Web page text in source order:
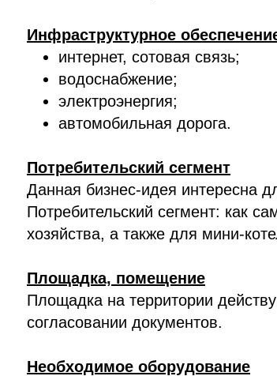
Инфраструктурное
интернет, сотовая связь;
водоснабжение;
электроэнергия;
автомобильная дорога.
Потребительский сегмент
Данная бизнес-идея интересна
Потребительский сегмент: как
хозяйства, а также для мини-
Площадка, помещение
Площадка на территории
согласовании документов.
Необходимое оборудование